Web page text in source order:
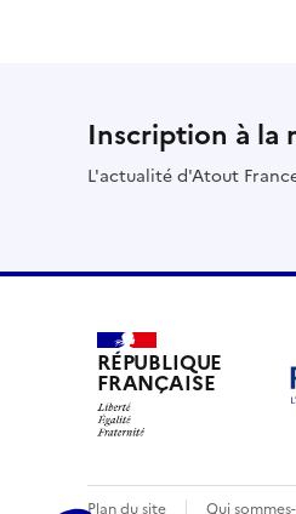
Inscription à la
L'actualité d'Atout
RÉPUBLIQUE
FRANÇAISE
Plan du site Qui